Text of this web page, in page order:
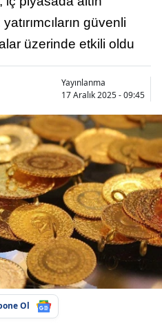
güvenli
üzerinde etkili oldu
Yayınlanma
17 Aralık 2025 - 09:45
Ol